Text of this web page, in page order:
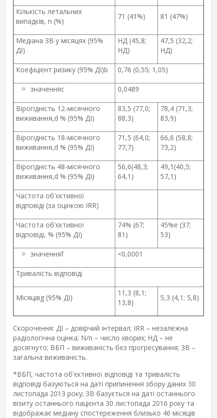
Кількість летальних
випадків, n (%)
71 (41%) 81 (47%)
Медіана ЗВ у місяцях (95%
ДІ)
НД (45,8;
НД)
47,5 (32,2;
НД)
Коефіцієнт ризику (95% ДІ)b 0,76 (0,55; 1,05)
значенняc 0,0489
Вірогідність 12-місячного
виживання,d % (95% ДІ)
83,5 (77,0;
88,3)
78,4 (71,3;
83,9)
Вірогідність 18-місячного
виживання,d % (95% ДІ)
71,5 (64,0;
77,7)
66,6 (58,8;
73,2)
Вірогідність 48-місячного
виживання,d % (95% ДІ)
56,6(48,3;
64,1)
49,1(40,5;
57,1)
Частота об'єктивної
відповіді (за оцінкою IRR)
Частота об'єктивної
відповіді, % (95% ДІ)
74% (67;
81)
45%e (37;
53)
значенняf <0,0001
Тривалість відповіді
Місяцівg (95% ДІ)
11,3 (8,1;
13,8)
5,3 (4,1; 5,8)
Скорочення: ДІ – довірчий інтервал; IRR – незалежна
радіологічна оцінка; N/n – число хворих; НД – не
досягнуто; ВБП – виживаність без прогресування; ЗВ –
загальна виживаність.
*ВБП, частота об'єктивної відповіді та тривалість
відповіді базуються на даті припинення збору даних 30
листопада 2013 року; ЗВ базується на даті останнього
візиту останнього пацієнта 30 листопада 2016 року та
відображає медіану спостереження близько 46 місяців